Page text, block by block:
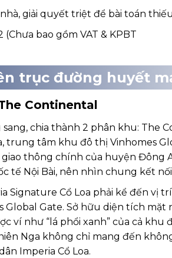
giải quyết triệt để bài toán
bao gồm VAT & KPBT
trục đường huyết
Continental
chia thành 2 phân khu: The
trung tâm khu đô thị Vinhomes
thông chính của huyện Đông
tế Nội Bài, nên nhìn chung kết
Signature Cổ Loa phải kể đến vị
Global Gate. Sở hữu diện tích
ví như “lá phổi xanh” của cả khu
Nga không chỉ mang đến
Imperia Cổ Loa.